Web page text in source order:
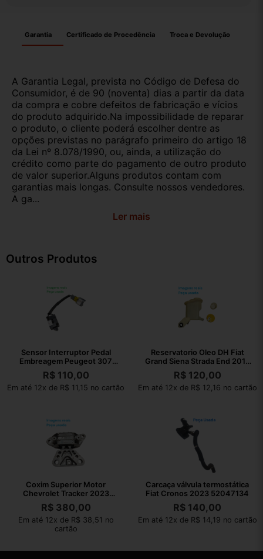
Garantia Certificado de Procedência Troca e Devolução
A Garantia Legal, prevista no Código de Defesa do
Consumidor, é de 90 (noventa) dias a partir da data
da compra e cobre defeitos de fabricação e vícios
do produto adquirido.Na impossibilidade de reparar
o produto, o cliente poderá escolher dentre as
opções previstas no parágrafo primeiro do artigo 18
da Lei nº 8.078/1990, ou, ainda, a utilização do
crédito como parte do pagamento de outro produto
de valor superior.Alguns produtos contam com
garantias mais longas. Consulte nossos vendedores.
A ga...
Ler mais
Outros Produtos
Sensor Interruptor Pedal
Embreagem Peugeot 307
2008 Original
R$110,00
Em até 12x de R$ 11,15 no cartão
Reservatorio Oleo DH Fiat
Grand Siena Strada End 2013
050535
R$120,00
Em até 12x de R$ 12,16 no cartão
Coxim Superior Motor
Chevrolet Tracker 2023
AISi9Cu3Fe1
R$380,00
Em até 12x de R$ 38,51 no
cartão
Carcaça válvula termostática
Fiat Cronos 2023 52047134
R$ 140,00
Em até 12x de R$ 14,19 no cartão